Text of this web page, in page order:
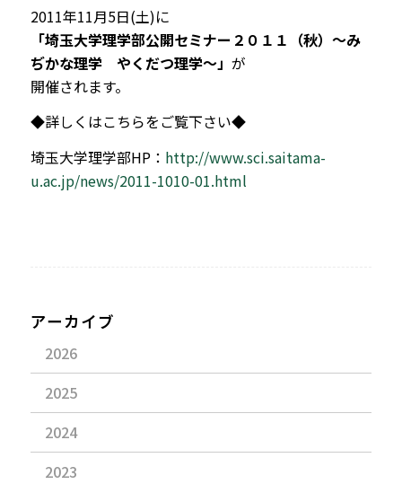
2011年11月5日(土)に
「埼玉大学理学部公開セミナー２０１１（秋）～み
ぢかな理学 やくだつ理学～」 が
開催されます。
◆詳しくはこちらをご覧下さい◆
埼玉大学理学部HP： http://www.sci.saitama-
u.ac.jp/news/2011-1010-01.html
アーカイブ
2026
2025
2024
2023